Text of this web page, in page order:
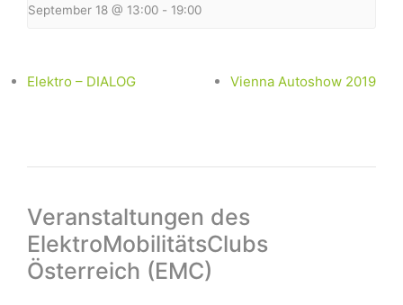
September 18 @ 13:00 - 19:00
Elektro – DIALOG Vienna Autoshow 2019
Veranstaltungen des
ElektroMobilitätsClubs
Österreich (EMC)